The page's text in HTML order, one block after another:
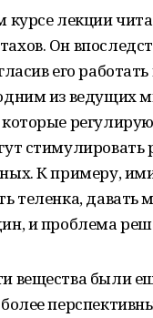
курсе лекции
Он
его
из ведущих
стимулировать
К примеру,
теленка, давать
и проблема
вещества были